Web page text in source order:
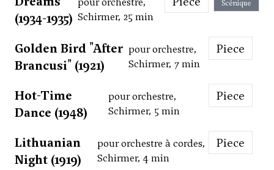
(1934-1935) Schirmer, 25 min
Scénique
Golden Bird "After
Brancusi" (1921)
pour orchestre,
Schirmer, 7 min
Piece
Hot-Time
Dance (1948)
pour orchestre,
Schirmer, 5 min
Piece
Lithuanian
Night (1919)
pour orchestre à cordes,
Schirmer, 4 min
Piece